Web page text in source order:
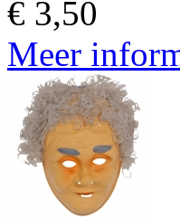
€ 3,50
Meer